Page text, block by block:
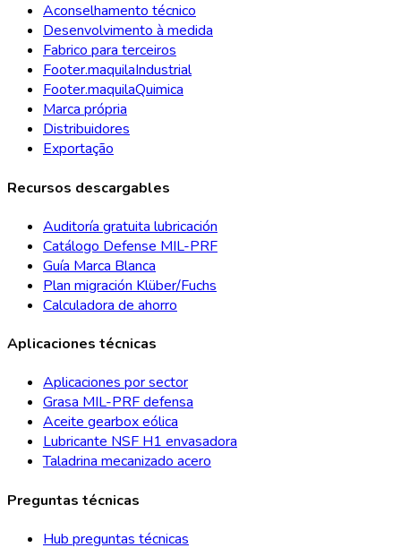
Aconselhamento técnico
Desenvolvimento à medida
Fabrico para terceiros
Footer.maquilaIndustrial
Footer.maquilaQuimica
Marca própria
Distribuidores
Exportação
Recursos descargables
Auditoría gratuita lubricación
Catálogo Defense MIL-PRF
Guía Marca Blanca
Plan migración Klüber/Fuchs
Calculadora de ahorro
Aplicaciones técnicas
Aplicaciones por sector
Grasa MIL-PRF defensa
Aceite gearbox eólica
Lubricante NSF H1 envasadora
Taladrina mecanizado acero
Preguntas técnicas
Hub preguntas técnicas